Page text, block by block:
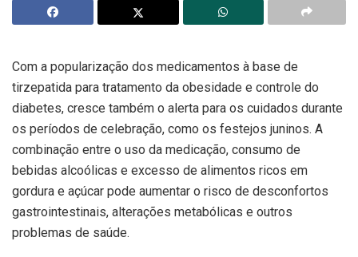
Com a popularização dos medicamentos à base de
tirzepatida para tratamento da obesidade e controle do
diabetes, cresce também o alerta para os cuidados durante
os períodos de celebração, como os festejos juninos. A
combinação entre o uso da medicação, consumo de
bebidas alcoólicas e excesso de alimentos ricos em
gordura e açúcar pode aumentar o risco de desconfortos
gastrointestinais, alterações metabólicas e outros
problemas de saúde.